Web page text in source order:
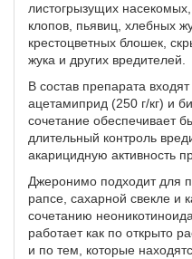
листогрызущих насекомых,
клопов, пьявиц, хлебных
крестоцветных блошек,
жука и других вредителей.
В состав препарата
ацетамиприд (250 г/кг) и
сочетание обеспечивает
длительный контроль
акарицидную активность
Джеронимо подходит для
рапсе, сахарной свекле и
сочетанию
работает как по открыто
и по тем, которые